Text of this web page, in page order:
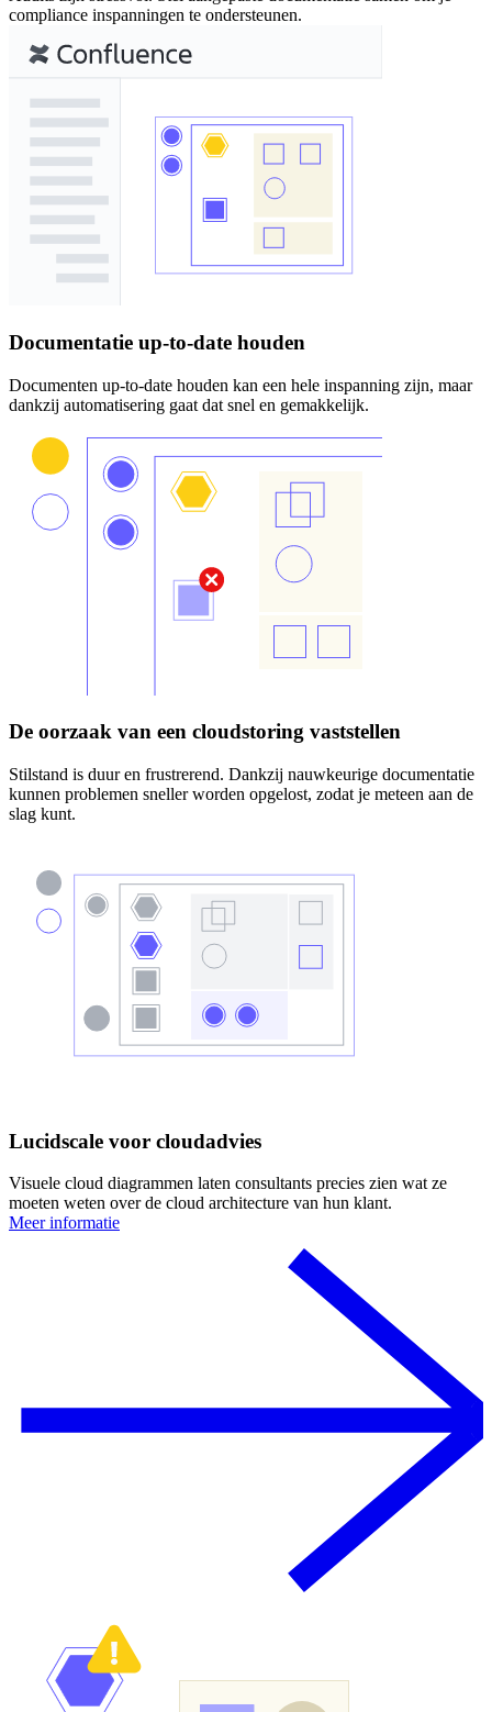
compliance inspanningen te ondersteunen.
Documentatie up-to-date houden
Documenten up-to-date houden kan een hele inspanning zijn, maar
dankzij automatisering gaat dat snel en gemakkelijk.
De oorzaak van een cloudstoring vaststellen
Stilstand is duur en frustrerend. Dankzij nauwkeurige documentatie
kunnen problemen sneller worden opgelost, zodat je meteen aan de
slag kunt.
Lucidscale voor cloudadvies
Visuele cloud diagrammen laten consultants precies zien wat ze
moeten weten over de cloud architecture van hun klant.
Meer informatie